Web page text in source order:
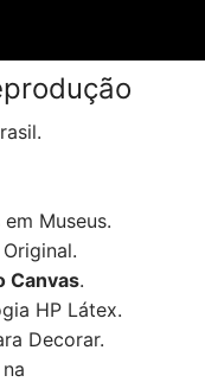
Museus.
Canvas.
HP Látex.
Decorar.